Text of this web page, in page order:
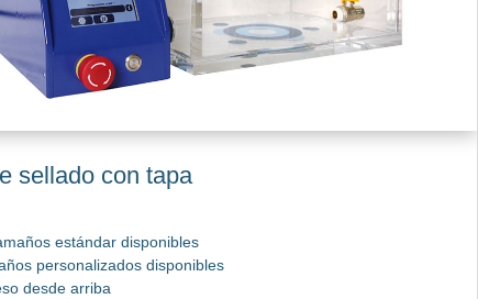
sellado con tapa
estándar disponibles
personalizados disponibles
desde arriba